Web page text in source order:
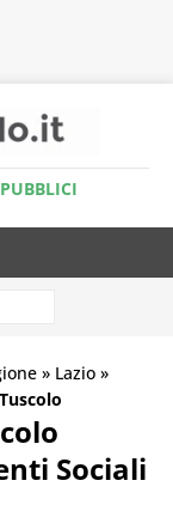
» Lazio »
Sociali